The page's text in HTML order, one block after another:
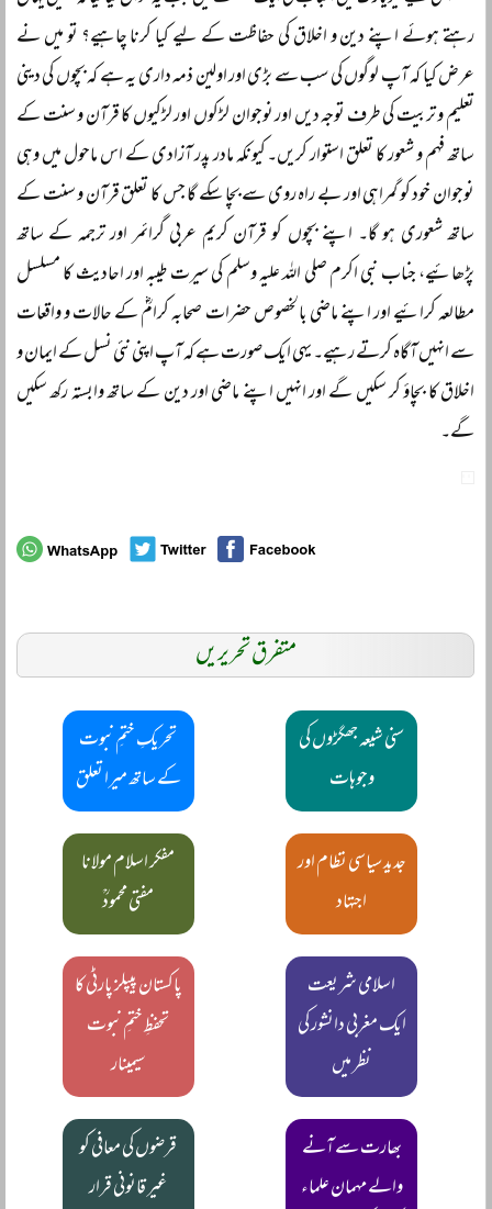
رہتے ہوئے اپنے دین و اخلاق کی حفاظت کے لیے کیا کرنا چاہیے؟ تو میں نے
عرض کیا کہ آپ لوگوں کی سب سے بڑی اور اولین ذمہ داری یہ ہے کہ بچوں کی دینی
تعلیم و تربیت کی طرف توجہ دیں اور نوجوان لڑکوں اور لڑکیوں کا قرآن و سنت کے
ساتھ فہم و شعور کا تعلق استوار کریں۔ کیونکہ مادر پدر آزادی کے اس ماحول میں وہی
نوجوان خود کو گمراہی اور بے راہ روی سے بچا سکے گا جس کا تعلق قرآن و سنت کے
ساتھ شعوری ہو گا۔ اپنے بچوں کو قرآن کریم عربی گرائمر اور ترجمہ کے ساتھ
پڑھائیے، جناب نبی اکرم صلی اللہ علیہ وسلم کی سیرت طیبہ اور احادیث کا مسلسل
مطالعہ کرائیے اور اپنے ماضی بالخصوص حضرات صحابہ کرامؓ کے حالات و واقعات
سے انہیں آگاہ کرتے رہیے۔ یہی ایک صورت ہے کہ آپ اپنی نئی نسل کے ایمان و
اخلاق کا بچاؤ کر سکیں گے اور انہیں اپنے ماضی اور دین کے ساتھ وابستہ رکھ سکیں
گے۔
متفرق تحریریں
سنی شیعہ جھگڑوں کی
وجوہات
تحریکِ ختمِ نبوت
کے ساتھ میرا تعلق
جدید سیاسی نظام اور
اجتہاد
مفکر اسلام مولانا
مفتی محمودؒ
اسلامی شریعت
ایک مغربی دانشور کی
نظر میں
پاکستان پیپلز پارٹی کا
تحفظِ ختمِ نبوت
سیمینار
بھارت سے آنے
والے مہمان علماء
قرضوں کی معافی کو
غیر قانونی قرار